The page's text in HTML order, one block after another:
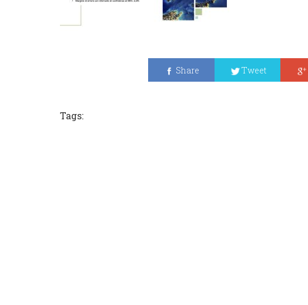
Share Tweet
Tags: